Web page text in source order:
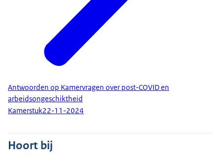
Antwoorden op Kamervragen over post-COVID en
arbeidsongeschiktheid
Kamerstuk22-11-2024
Hoort bij